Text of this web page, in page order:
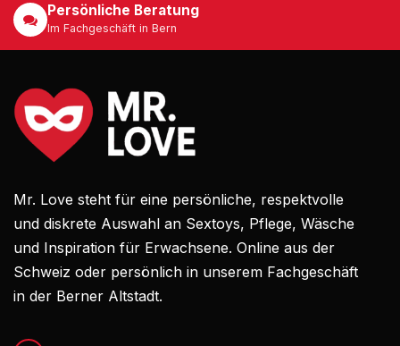
Persönliche Beratung
Im Fachgeschäft in Bern
Mr. Love steht für eine persönliche, respektvolle
und diskrete Auswahl an Sextoys, Pflege, Wäsche
und Inspiration für Erwachsene. Online aus der
Schweiz oder persönlich in unserem Fachgeschäft
in der Berner Altstadt.